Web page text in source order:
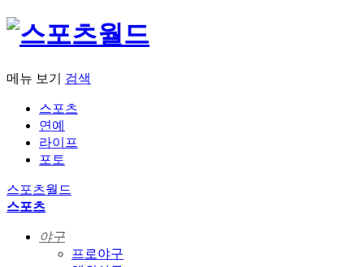
메뉴 보기 검색
스포츠
연예
라이프
포토
스포츠월드
스포츠
야구
프로야구